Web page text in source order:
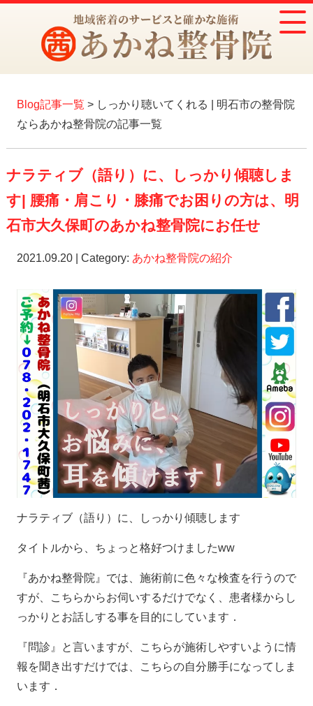
Blog記事一覧 > しっかり聴いてくれる | 明石市の整骨院
ならあかね整骨院の記事一覧
ナラティブ（語り）に、しっかり傾聴しま
す| 腰痛・肩こり・膝痛でお困りの方は、明
石市大久保町のあかね整骨院にお任せ
2021.09.20 | Category: あかね整骨院の紹介
ナラティブ（語り）に、しっかり傾聴します
タイトルから、ちょっと格好つけましたww
『あかね整骨院』では、施術前に色々な検査を行うので
すが、こちらからお伺いするだけでなく、患者様からし
っかりとお話しする事を目的にしています．
『問診』と言いますが、こちらが施術しやすいように情
報を聞き出すだけでは、こちらの自分勝手になってしま
います．